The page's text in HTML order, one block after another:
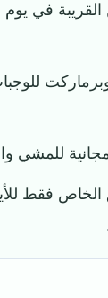
القريبة في
للمشي
الخاص فقط